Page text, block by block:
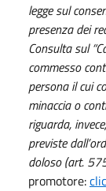
legge sul
presenza dei
Consulta sul
commesso
persona il cui
minaccia o
riguarda,
previste
doloso (art.
promotore: